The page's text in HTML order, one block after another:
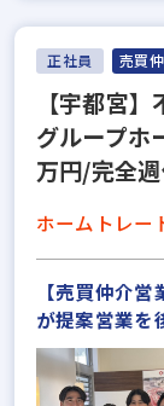
正社員 売買
【宇都宮
グループ
万円/完全
ホームトレー
【売買仲介
が提案営業を